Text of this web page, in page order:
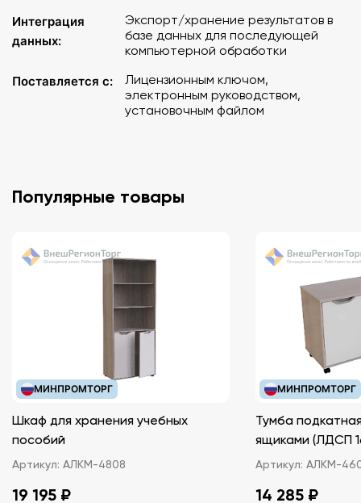
обучением в школе при переходе в пятый класс;
– предсказать успешность адаптации;
– повысить эффективность построения программы
психолого-социального сопровождения в школе.
Возможна компьютерная и бланковая форма проведения
- сетевая версия «без ограничений».
Цену сетевых версий программы можно узнать у
менеджеров компании.
Интеграция
данных:
Экспорт/хранение результатов в
базе данных для последующей
компьютерной обработки
Поставляется с:
Лицензионным ключом,
электронным руководством,
установочным файлом
Популярные товары
МИНПРОМТОРГ
Шкаф для хранения учебных
пособий
Артикул: АЛКМ-4808
19 195 ₽
МИНПРОМТОРГ
Тумба
ящиками
Артикул: АЛКМ-
14 285 ₽